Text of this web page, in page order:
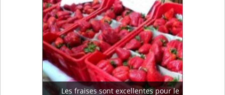
Les fraises sont excellentes pour le